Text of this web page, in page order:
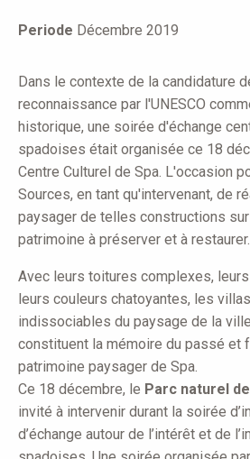
Periode Décembre 2019
Dans le contexte de la candidature
reconnaissance par l'UNESCO
historique, une soirée d'échange
spadoises était organisée ce 18
Centre Culturel de Spa. L'occasion
Sources, en tant qu'intervenant, de
paysager de telles constructions
patrimoine à préserver et à restaurer.
Avec leurs toitures complexes,
leurs couleurs chatoyantes, les
indissociables du paysage de la
constituent la mémoire du passé et
patrimoine paysager de Spa.
Ce 18 décembre, le Parc naturel
invité à intervenir durant la soirée
d’échange autour de l’intérêt et de